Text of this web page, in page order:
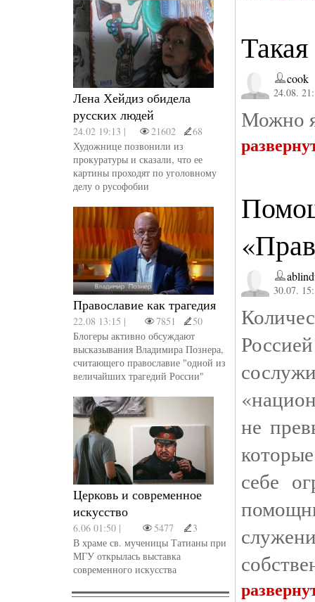
Лена Хейдиз обидела
русских людей
24.02 19:13 | 21602
68
Художнице позвонили из
прокуратуры и сказали, что ее
картины проходят по уголовному
делу о русофобии
Православие как трагедия
22.08 13:15 | 7851
50
Блогеры активно обсуждают
высказывания Владимира Познера,
считающего православие "одной из
величайших трагедий России"
Церковь и современное
искусство
6.06 01:50 | 5477
3
В храме св. мученицы Татианы при
МГУ открылась выставка
современного искусства
cook
24.08.
Можно
30.07.
не
себе